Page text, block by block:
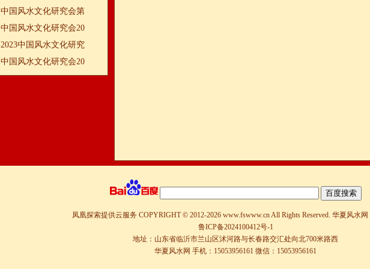
中国风水文化研究会第
中国风水文化研究会20
2023中国风水文化研究
中国风水文化研究会20
凤凰探索提供云服务 COPYRIGHT © 2012-2026 www.fswww.cn All Rights Reserved. 华夏风水网
鲁ICP备2024100412号-1
地址：山东省临沂市兰山区沭河路与长春路交汇处向北700米路西
华夏风水网 手机：15053956161 微信：15053956161